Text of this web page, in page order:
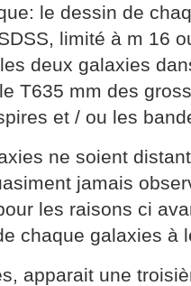
le dessin de
limité à m 16
deux galaxies
T635 mm des
et / ou les
ne soient
jamais
les raisons ci
chaque galaxies à
apparait une